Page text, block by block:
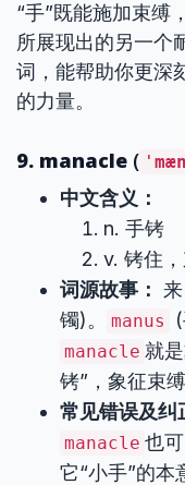
“手”既能施加束缚
所展现出的另一个
词，能帮助你更深
的力量。
9. manacle (
中文含义：
n. 手铐
v. 铐住
词源故事：
镯)。
manus
manacle 就
铐”，象征束缚
常见错误及纠
manacle 也
它“小手”的本